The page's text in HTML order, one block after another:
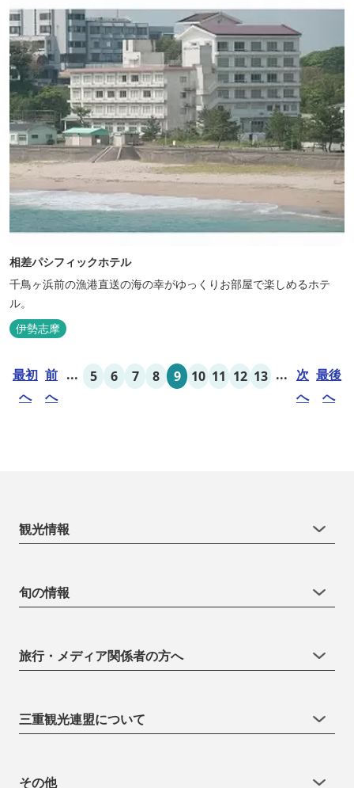
相差パシフィックホテル
千鳥ヶ浜前の漁港直送の海の幸がゆっくりお部屋で楽しめるホテ
ル。
伊勢志摩
最初
へ
前
へ
... 5 6 7 8 9 10 11 12 13 ... 次
へ
最後
へ
観光情報
旬の情報
旅行・メディア関係者の方へ
三重観光連盟について
その他